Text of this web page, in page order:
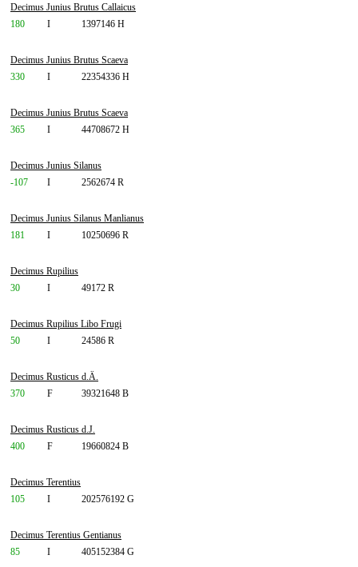
Decimus Junius Brutus Callaicus
180
I 1397146 H
Decimus Junius Brutus Scaeva
330
I 22354336 H
Decimus Junius Brutus Scaeva
365
I 44708672 H
Decimus Junius Silanus
-107
I 2562674 R
Decimus Junius Silanus Manlianus
181
I 10250696 R
Decimus Rupilius
30
I 49172 R
Decimus Rupilius Libo Frugi
50
I 24586 R
Decimus Rusticus d.Ä.
370
F 39321648 B
Decimus Rusticus d.J.
400
F 19660824 B
Decimus Terentius
105
I 202576192 G
Decimus Terentius Gentianus
85
I 405152384 G